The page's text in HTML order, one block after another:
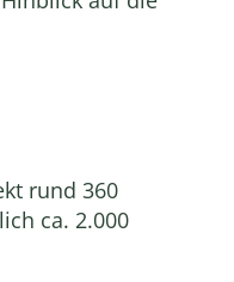
rund 360
ca. 2.000